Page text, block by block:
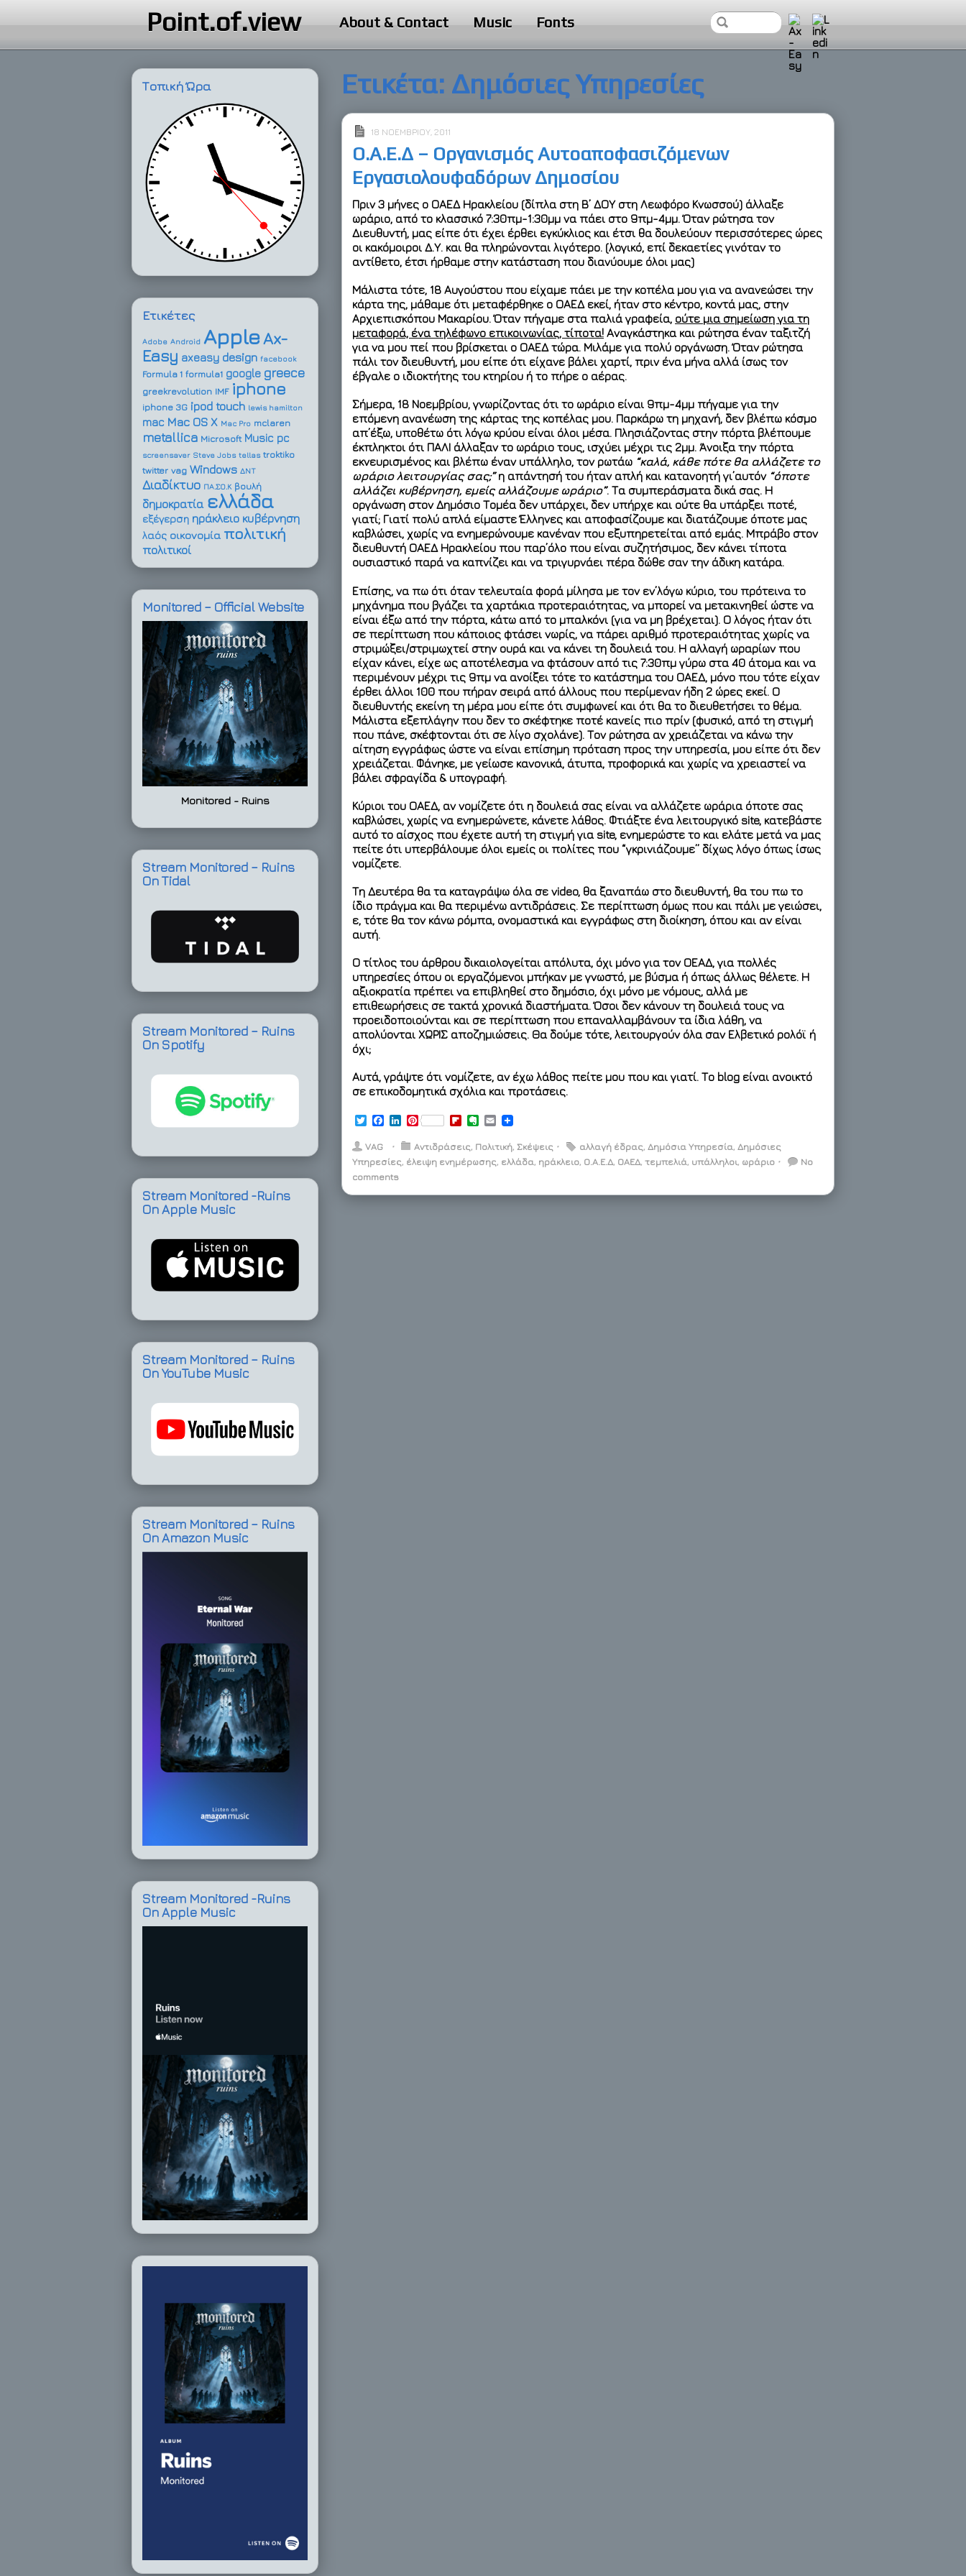
Point.of.view About & Contact Music Fonts
Ετικέτα: Δημόσιες Υπηρεσίες
18 ΝΟΕΜΒΡΊΟΥ, 2011
Ο.Α.Ε.Δ – Οργανισμός Αυτοαποφασιζόμενων
Εργασιολουφαδόρων Δημοσίου
Πριν 3 μήνες ο ΟΑΕΔ Ηρακλείου (δίπλα στη Β’ ΔΟΥ στη Λεωφόρο Κνωσσού) άλλαξε
ωράριο, από το κλασσικό 7:30πμ-1:30μμ να πάει στο 9πμ-4μμ. Όταν ρώτησα τον
Διευθυντή, μας είπε ότι έχει έρθει εγκύκλιος και έτσι θα δουλεύουν περισσότερες ώρες
οι κακόμοιροι Δ.Υ. και θα πληρώνονται λιγότερο. (λογικό, επί δεκαετίες γινόταν το
αντίθετο, έτσι ήρθαμε στην κατάσταση που διανύουμε όλοι μας)
Μάλιστα τότε, 18 Αυγούστου που είχαμε πάει με την κοπέλα μου για να ανανεώσει την
κάρτα της, μάθαμε ότι μεταφέρθηκε ο ΟΑΕΔ εκεί, ήταν στο κέντρο, κοντά μας, στην
Αρχιεπισκόπου Μακαρίου. Όταν πήγαμε στα παλιά γραφεία, ούτε μια σημείωση για τη
μεταφορά, ένα τηλέφωνο επικοινωνίας, τίποτα! Αναγκάστηκα και ρώτησα έναν ταξιτζή
για να μου πεί που βρίσκεται ο ΟΑΕΔ τώρα. Μιλάμε για πολύ οργάνωση. Όταν ρώτησα
πάλι τον διευθυντή, μου είπε ότι είχανε βάλει χαρτί, πριν ένα μήνα αλλά ίσως τον
έβγαλε ο ιδιοκτήτης του κτηρίου ή το πήρε ο αέρας.
Σήμερα, 18 Νοεμβρίου, γνωρίζοντας ότι το ωράριο είναι 9πμ-4μμ πήγαμε για την
επόμενη ανανέωση της κάρτας της κοπέλας μου. Παρκάρω τη μηχανή, δεν βλέπω κόσμο
απ’έξω, υποθέτω ότι λόγω κρύου είναι όλοι μέσα. Πλησιάζοντας στην πόρτα βλέπουμε
έκπληκτοι ότι ΠΑΛΙ άλλαξαν το ωράριο τους, ισχύει μέχρι τις 2μμ. Άνοιξα την πόρτα
εκνευρισμένος και βλέπω έναν υπάλληλο, τον ρωτάω “καλά, κάθε πότε θα αλλάζετε το
ωράριο λειτουργίας σας;”η απάντησή του ήταν απλή και κατανοητή γι’αυτόν “όποτε
αλλάζει κυβέρνηση, εμείς αλλάζουμε ωράριο”. Τα συμπεράσματα δικά σας. Η
οργάνωση στον Δημόσιο Τομέα δεν υπάρχει, δεν υπήρχε και ούτε θα υπάρξει ποτέ,
γιατί; Γιατί πολύ απλά είμαστε Έλληνες και αποφασίζουμε και διατάζουμε όποτε μας
καβλώσει, χωρίς να ενημερώνουμε κανέναν που εξυπηρετείται από εμάς. Μπράβο στον
διευθυντή ΟΑΕΔ Ηρακλείου που παρ’όλο που είναι συζητήσιμος, δεν κάνει τίποτα
ουσιαστικό παρά να καπνίζει και να τριγυρνάει πέρα δώθε σαν την άδικη κατάρα.
Επίσης, να πω ότι όταν τελευταία φορά μίλησα με τον εν’λόγω κύριο, του πρότεινα το
μηχάνημα που βγάζει τα χαρτάκια προτεραιότητας, να μπορεί να μετακινηθεί ώστε να
είναι έξω από την πόρτα, κάτω από το μπαλκόνι (για να μη βρέχεται). Ο λόγος ήταν ότι
σε περίπτωση που κάποιος φτάσει νωρίς, να πάρει αριθμό προτεραιότητας χωρίς να
στριμώξει/στριμωχτεί στην ουρά και να κάνει τη δουλειά του . Η αλλαγή ωραρίων που
είχαν κάνει, είχε ως αποτέλεσμα να φτάσουν από τις 7:30πμ γύρω στα 40 άτομα και να
περιμένουν μέχρι τις 9πμ να ανοίξει τότε το κατάστημα του ΟΑΕΔ, μόνο που τότε είχαν
έρθει άλλοι 100 που πήραν σειρά από άλλους που περίμεναν ήδη 2 ώρες εκεί. Ο
διευθυντής εκείνη τη μέρα μου είπε ότι συμφωνεί και ότι θα το διευθετήσει το θέμα.
Μάλιστα εξεπλάγην που δεν το σκέφτηκε ποτέ κανείς πιο πρίν (φυσικό, από τη στιγμή
που πάνε, σκέφτονται ότι σε λίγο σχολάνε). Τον ρώτησα αν χρειάζεται να κάνω την
αίτηση εγγράφως ώστε να είναι επίσημη πρόταση προς την υπηρεσία, μου είπε ότι δεν
χρειάζεται. Φάνηκε, με γείωσε κανονικά, άτυπα, προφορικά και χωρίς να χρειαστεί να
βάλει σφραγίδα & υπογραφή.
Κύριοι του ΟΑΕΔ, αν νομίζετε ότι η δουλειά σας είναι να αλλάζετε ωράρια όποτε σας
καβλώσει, χωρίς να ενημερώνετε, κάνετε λάθος. Φτιάξτε ένα λειτουργικό site, κατεβάστε
αυτό το αίσχος που έχετε αυτή τη στιγμή για site, ενημερώστε το και ελάτε μετά να μας
πείτε ότι υπερβάλουμε όλοι εμείς οι πολίτες που “γκρινιάζουμε” δίχως λόγο όπως ίσως
νομίζετε.
Τη Δευτέρα θα τα καταγράψω όλα σε video, θα ξαναπάω στο διευθυντή, θα του πω το
ίδιο πράγμα και θα περιμένω αντιδράσεις. Σε περίπτωση όμως που και πάλι με γειώσει,
ε, τότε θα τον κάνω ρόμπα, ονομαστικά και εγγράφως στη διοίκηση, όπου και αν είναι
αυτή.
Ο τίτλος του άρθρου δικαιολογείται απόλυτα, όχι μόνο για τον ΟΕΑΔ, για πολλές
υπηρεσίες όπου οι εργαζόμενοι μπήκαν με γνωστό, με βύσμα ή όπως άλλως θέλετε. Η
αξιοκρατία πρέπει να επιβληθεί στο δημόσιο, όχι μόνο με νόμους, αλλά με
επιθεωρήσεις σε τακτά χρονικά διαστήματα. Όσοι δεν κάνουν τη δουλειά τους να
προειδοποιούνται και σε περίπτωση που επαναλλαμβάνουν τα ίδια λάθη, να
απολύονται ΧΩΡΙΣ αποζημιώσεις. Θα δούμε τότε, λειτουργούν όλα σαν Ελβετικό ρολόϊ ή
όχι;
Αυτά, γράψτε ότι νομίζετε, αν έχω λάθος πείτε μου που και γιατί. Το blog είναι ανοικτό
σε επικοδομητικά σχόλια και προτάσεις.
T
i
t
e
e
b
o
n
e
P
n
e
i
p
b
e
n
E
a
l
VAG ⋅ Αντιδράσεις, Πολιτική, Σκέψεις ⋅ αλλαγή έδρας, Δημόσια Υπηρεσία, Δημόσιες
Υπηρεσίες, έλειψη ενημέρωσης, ελλάδα, ηράκλειο, Ο.Α.Ε.Δ, ΟΑΕΔ, τεμπελιά, υπάλληλοι, ωράριο ⋅
No
comments
Τοπική Ώρα
Ετικέτες
Adobe Android AppleAx-
Easy axeasy design facebook
Formula 1 formula1 google greece
greekrevolution IMF iphone
iphone 3G ipod touch lewis hamilton
mac Mac OS X Mac Pro mclaren
metallica Microsoft Music pc
screensaver Steve Jobs tellas troktiko
twitter vag Windows ΔΝΤ
Διαδίκτυο ΠΑ.ΣΟ.Κ βουλή
δημοκρατία ελλάδα
εξέγερση ηράκλειο κυβέρνηση
λαός οικονομία πολιτική
πολιτικοί
Monitored – Official Website
Monitored - Ruins
Stream Monitored – Ruins
On Tidal
Stream Monitored – Ruins
On Spotify
Stream Monitored -Ruins
On Apple Music
Stream Monitored – Ruins
On YouTube Music
Stream Monitored – Ruins
On Amazon Music
Stream Monitored -Ruins
On Apple Music